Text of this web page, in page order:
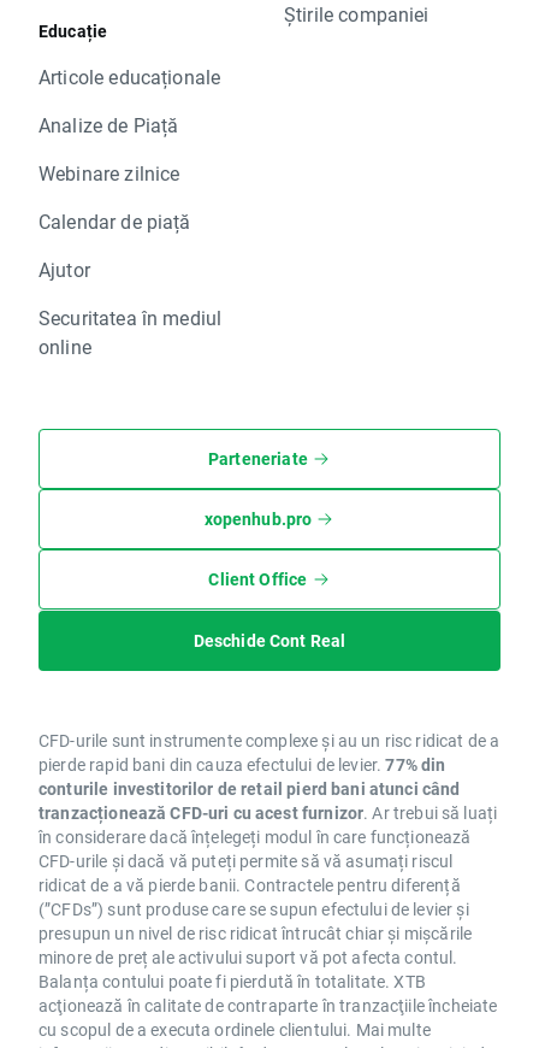
Educație
Articole educaționale
Analize de Piață
Webinare zilnice
Calendar de piață
Ajutor
Securitatea în mediul
online
Știrile companiei
Parteneriate
xopenhub.pro
Client Office
Deschide Cont Real
CFD-urile sunt instrumente complexe și au un risc ridicat de a
pierde rapid bani din cauza efectului de levier.77% din
conturile investitorilor de retail pierd bani atunci când
tranzacționează CFD-uri cu acest furnizor. Ar trebui să luați
în considerare dacă înțelegeți modul în care funcționează
CFD-urile și dacă vă puteți permite să vă asumați riscul
ridicat de a vă pierde banii. Contractele pentru diferență
(”CFDs”) sunt produse care se supun efectului de levier și
presupun un nivel de risc ridicat întrucât chiar și mișcările
minore de preț ale activului suport vă pot afecta contul.
Balanța contului poate fi pierdută în totalitate. XTB
acţionează în calitate de contraparte în tranzacţiile încheiate
cu scopul de a executa ordinele clientului. Mai multe